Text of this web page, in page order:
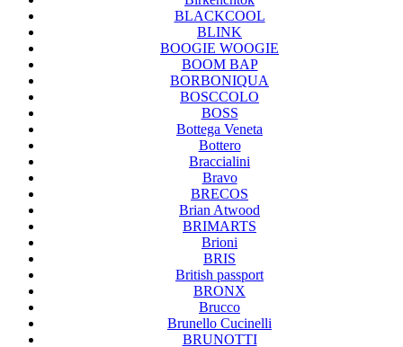
BLACKCOOL
BLINK
BOOGIE WOOGIE
BOOM BAP
BORBONIQUA
BOSCCOLO
BOSS
Bottega Veneta
Bottero
Braccialini
Bravo
BRECOS
Brian Atwood
BRIMARTS
Brioni
BRIS
British passport
BRONX
Brucco
Brunello Cucinelli
BRUNOTTI